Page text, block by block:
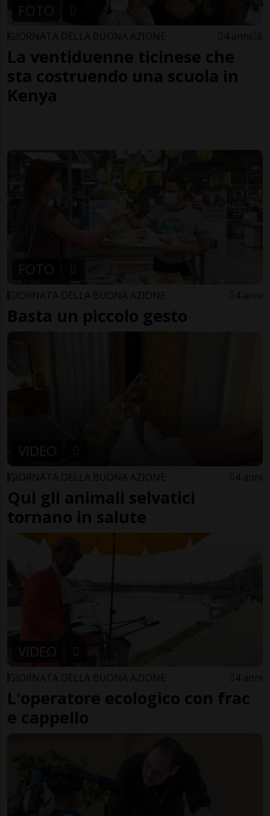
FOTO
GIORNATA DELLA BUONA AZIONE 4 anni 6
La ventiduenne ticinese che
sta costruendo una scuola in
Kenya
FOTO
GIORNATA DELLA BUONA AZIONE 4 anni
Basta un piccolo gesto
VIDEO
GIORNATA DELLA BUONA AZIONE 4 anni
Qui gli animali selvatici
tornano in salute
VIDEO
GIORNATA DELLA BUONA AZIONE 4 anni
L'operatore ecologico con frac
e cappello